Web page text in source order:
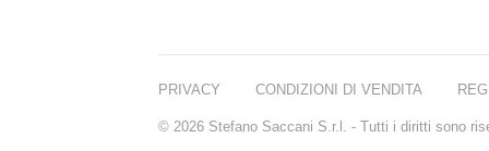
PRIVACY CONDIZIONI DI VENDITA
© 2026 Stefano Saccani S.r.l. - Tutti i diritti sono